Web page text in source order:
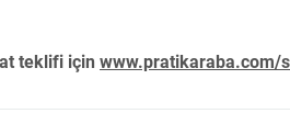
teklifi için www.pratikaraba.com/